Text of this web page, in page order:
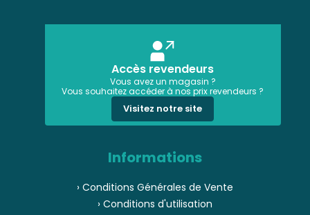
Accès revendeurs
Vous avez un magasin ?
Vous souhaitez accéder à nos prix revendeurs ?
Visitez notre site
Informations
› Conditions Générales de Vente
› Conditions d'utilisation